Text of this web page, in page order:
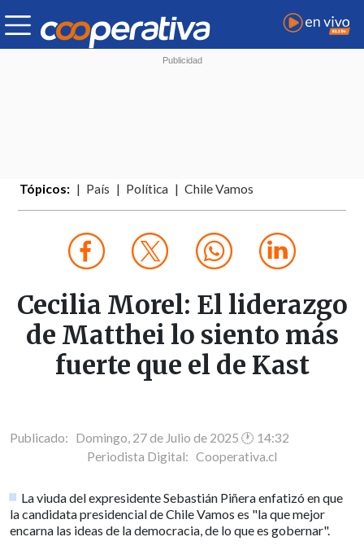
Tópicos: País Política Chile Vamos
Cecilia Morel: El liderazgo
de Matthei lo siento más
fuerte que el de Kast
Publicado: Domingo, 27 de Julio de 2025 🕐 14:32
Periodista Digital: Cooperativa.cl
La viuda del expresidente Sebastián Piñera enfatizó en que
la candidata presidencial de Chile Vamos es "la que mejor
encarna las ideas de la democracia, de lo que es gobernar".